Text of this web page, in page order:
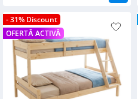
- 31% Discount
OFERTĂ ACTIVĂ